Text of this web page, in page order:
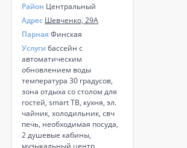
Район Центральный
Адрес Шевченко, 29А
Парная Финская
Услуги бассейн с
автоматическим
обновлением воды
температура 30 градусов,
зона отдыха со столом для
гостей, smart ТВ, кухня, эл.
чайник, холодильник, свч
печь, необходимая посуда,
2 душевые кабины,
музыкальный центр,